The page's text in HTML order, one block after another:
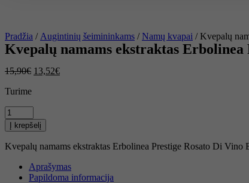
Pradžia / Augintinių šeimininkams /Namų kvapai / Kvepalų
Kvepalų namams ekstraktas Erbolinea
15,90€ 13,52€
Turime
produkto
kiekis:
Kvepalų
namams
ekstraktas
Erbolinea
Prestige
Į krepšelį
Kvepalų namams ekstraktas Erbolinea Prestige Rosato Di
Aprašymas
Papildoma informacija